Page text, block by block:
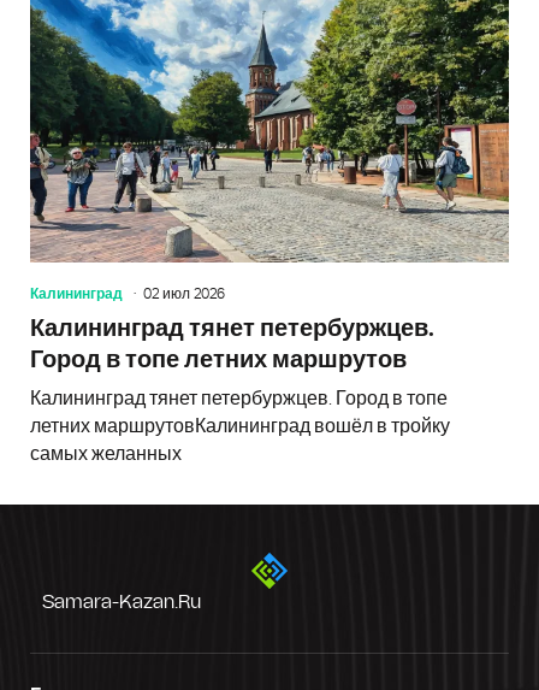
Калининград 02 июл 2026
Калининград тянет петербуржцев.
Город в топе летних маршрутов
Калининград тянет петербуржцев. Город в топе
летних маршрутовКалининград вошёл в тройку
самых желанных
Samara-Kazan.ru